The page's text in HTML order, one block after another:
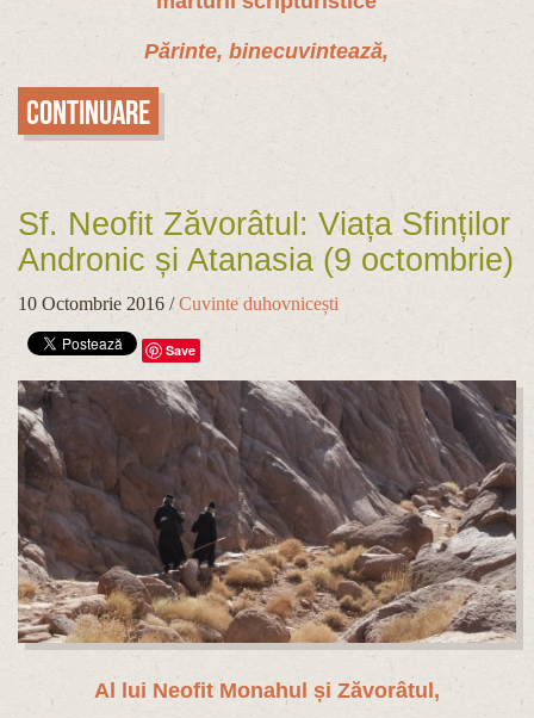
Părinte, binecuvintează,
Continuare
Sf. Neofit Zăvorâtul: Viața Sfinților
Andronic și Atanasia (9 octombrie)
10 Octombrie 2016 /Cuvinte duhovnicești
Save
Al lui Neofit Monahul și Zăvorâtul,